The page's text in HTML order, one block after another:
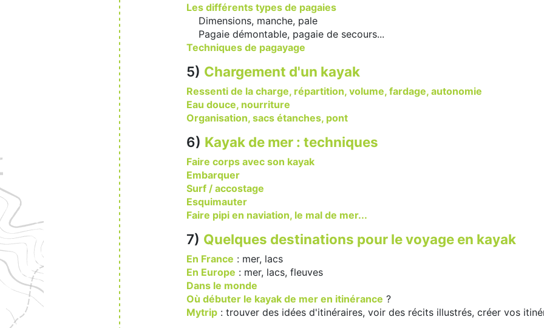
Les différents types de pagaies
Dimensions, manche, pale
Pagaie démontable, pagaie de secours...
Techniques de pagayage
5) Chargement d'un kayak
Ressenti de la charge, répartition, volume, fardage, autonomie
Eau douce, nourriture
Organisation, sacs étanches, pont
6) Kayak de mer : techniques
Faire corps avec son kayak
Embarquer
Surf / accostage
Esquimauter
Faire pipi en naviation, le mal de mer...
7) Quelques destinations pour le voyage en kayak
En France : mer, lacs
En Europe : mer, lacs, fleuves
Dans le monde
Où débuter le kayak de mer en itinérance ?
Mytrip : trouver des idées d'itinéraires, voir des récits illustrés, créer vos